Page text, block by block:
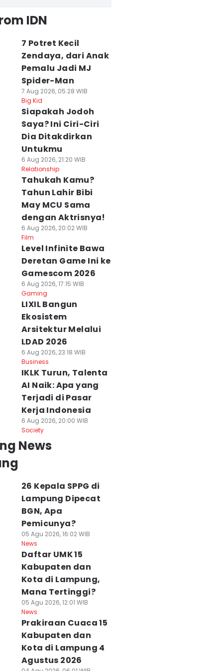
IDN
7 Potret Kecil
Zendaya, dari Anak
Pemalu Jadi MJ
Spider-Man
7 Aug 2026, 05:28 WIB
Big Kid
Siapakah Jodoh
Saya? Ini Ciri-Ciri
Dia Ditakdirkan
Untukmu
6 Aug 2026, 21:20 WIB
Relationship
Tahukah Kamu?
Tahun Lahir Bibi
May MCU Sama
dengan Aktrisnya!
6 Aug 2026, 20:02 WIB
Film
Level Infinite Bawa
Deretan Game Ini ke
Gamescom 2026
6 Aug 2026, 17:15 WIB
Gaming
LIXIL Bangun
Ekosistem
Arsitektur Melalui
LDAD 2026
6 Aug 2026, 23:18 WIB
Business
IKLK Turun, Talenta
AI Naik: Apa yang
Terjadi di Pasar
Kerja Indonesia
6 Aug 2026, 20:00 WIB
Society
News
26 Kepala SPPG di
Lampung Dipecat
BGN, Apa
Pemicunya?
05 Agu 2026, 16:02 WIB
News
Daftar UMK 15
Kabupaten dan
Kota di Lampung,
Mana Tertinggi?
05 Agu 2026, 12:01 WIB
News
Prakiraan Cuaca 15
Kabupaten dan
Kota di Lampung 4
Agustus 2026